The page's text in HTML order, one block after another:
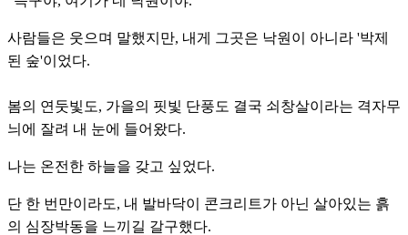
사람들은 웃으며 말했지만, 내게 그곳은 낙원이 아니라 '박제
된 숲'이었다.
봄의 연둣빛도, 가을의 핏빛 단풍도 결국 쇠창살이라는 격자무
늬에 잘려 내 눈에 들어왔다.
나는 온전한 하늘을 갖고 싶었다.
단 한 번만이라도, 내 발바닥이 콘크리트가 아닌 살아있는 흙
의 심장박동을 느끼길 갈구했다.